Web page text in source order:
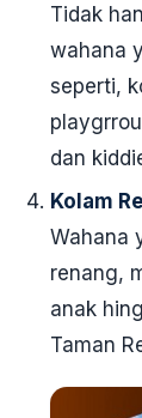
Tidak
wahana
seperti,
dan
Kolam
Wahana
renang,
anak
Taman